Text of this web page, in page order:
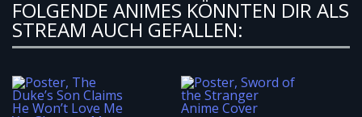
FOLGENDE ANIMES KÖNNTEN DIR ALS
STREAM AUCH GEFALLEN: